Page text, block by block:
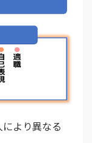
より異なる